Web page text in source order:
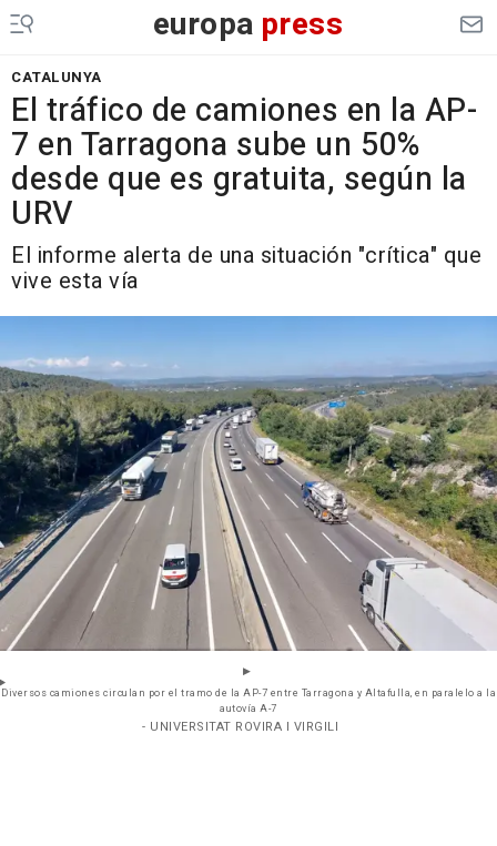
europa press
CATALUNYA
El tráfico de camiones en la AP-
7 en Tarragona sube un 50%
desde que es gratuita, según la
URV
El informe alerta de una situación "crítica" que
vive esta vía
Diversos camiones circulan por el tramo de la AP-7 entre Tarragona y Altafulla, en paralelo a la
autovía A-7
- UNIVERSITAT ROVIRA I VIRGILI